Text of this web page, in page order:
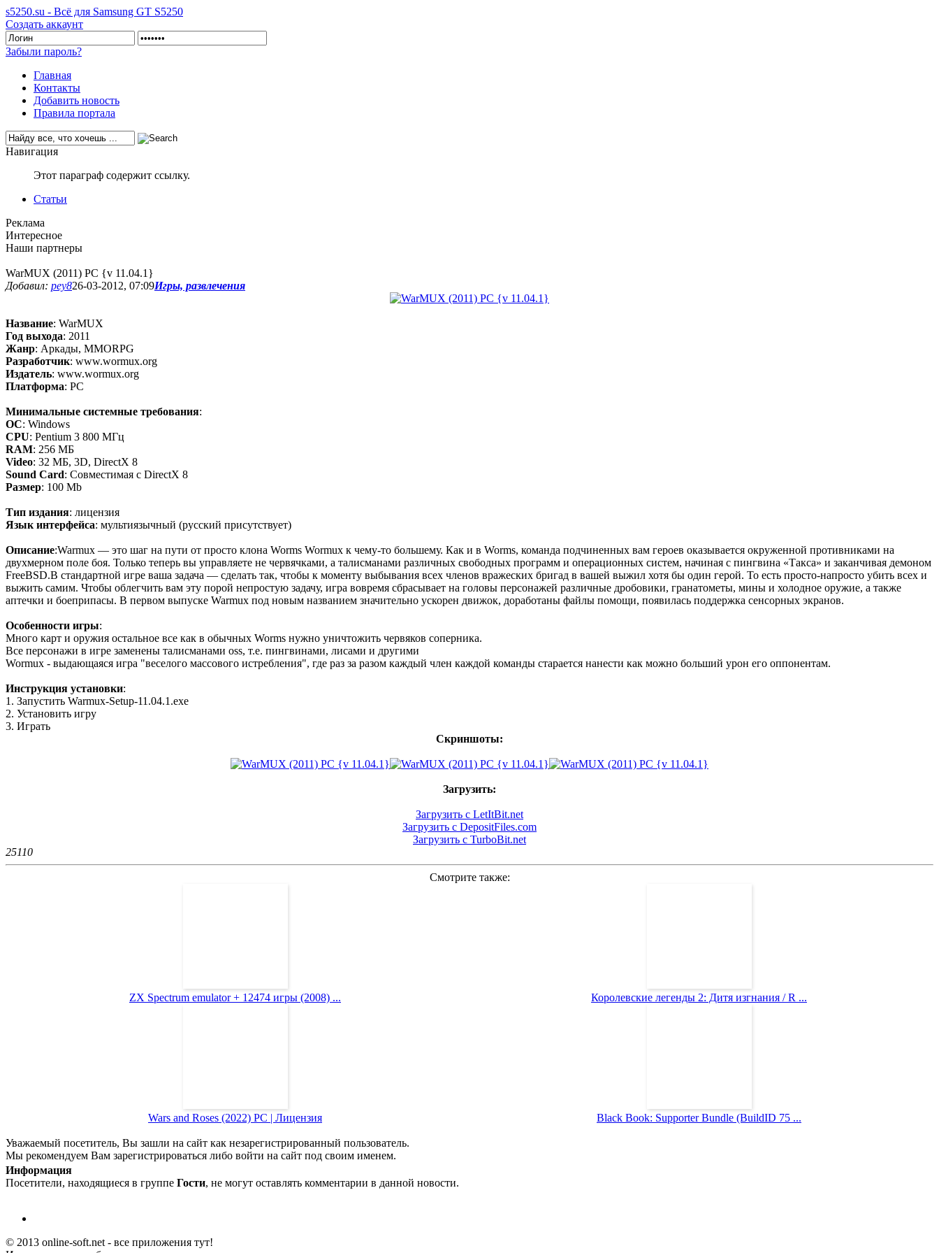
s5250.su - Всё для Samsung GT S5250
Создать аккаунт
Забыли пароль?
Главная
Контакты
Добавить новость
Правила портала
Навигация
Этот параграф содержит ссылку.
Статьи
Реклама
Интересное
Наши партнеры
WarMUX (2011) PC {v 11.04.1}
Добавил: pey826-03-2012, 07:09Игры, развлечения
Название: WarMUX
Год выхода: 2011
Жанр: Аркады, MMORPG
Разработчик: www.wormux.org
Издатель: www.wormux.org
Платформа: PC
Минимальные системные требования:
OC: Windows
CPU: Pentium 3 800 МГц
RAM: 256 МБ
Video: 32 МБ, 3D, DirectX 8
Sound Card: Совместимая с DirectX 8
Размер: 100 Mb
Тип издания: лицензия
Язык интерфейса: мультиязычный (русский присутствует)
Описание:Warmux — это шаг на пути от просто клона Worms Wormux к чему-то большему. Как и в Worms, команда подчиненных вам героев оказывается окруженной противниками на
двухмерном поле боя. Только теперь вы управляете не червячками, а талисманами различных свободных программ и операционных систем, начиная с пингвина «Такса» и заканчивая демоном
FreeBSD.В стандартной игре ваша задача — сделать так, чтобы к моменту выбывания всех членов вражеских бригад в вашей выжил хотя бы один герой. То есть просто-напросто убить всех и
выжить самим. Чтобы облегчить вам эту порой непростую задачу, игра вовремя сбрасывает на головы персонажей различные дробовики, гранатометы, мины и холодное оружие, а также
аптечки и боеприпасы. В первом выпуске Warmux под новым названием значительно ускорен движок, доработаны файлы помощи, появилась поддержка сенсорных экранов.
Особенности игры:
Много карт и оружия остальное все как в обычных Worms нужно уничтожить червяков соперника.
Все персонажи в игре заменены талисманами oss, т.е. пингвинами, лисами и другими
Wormux - выдающаяся игра "веселого массового истребления", где раз за разом каждый член каждой команды старается нанести как можно больший урон его оппонентам.
Инструкция установки:
1. Запустить Warmux-Setup-11.04.1.exe
2. Установить игру
3. Играть
Скриншоты:
Загрузить:
Загрузить с LetItBit.net
Загрузить с DepositFiles.com
Загрузить с TurboBit.net
25110
Смотрите также:
ZX Spectrum emulator + 12474 игры (2008) ... Королевские легенды 2: Дитя изгнания / R ...
Wars and Roses (2022) PC | Лицензия Black Book: Supporter Bundle (BuildID 75 ...
Уважаемый посетитель, Вы зашли на сайт как незарегистрированный пользователь.
Мы рекомендуем Вам зарегистрироваться либо войти на сайт под своим именем.
Информация
Посетители, находящиеся в группе Гости, не могут оставлять комментарии в данной новости.
© 2013 online-soft.net - все приложения тут!